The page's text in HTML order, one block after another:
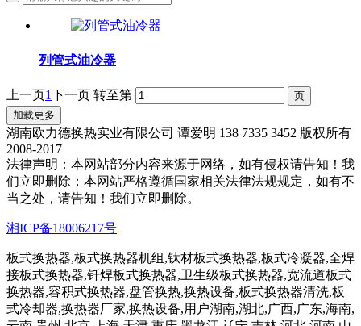
列管式油冷器
上一页1下一页 转至第
加载更多
湖南欧力德换热实业有限公司 谭爱明 138 7335 3452 版权所有
2008-2017
法律声明：本网站部分内容来源于网络，如有侵权请告知！我
们立即删除；本网站严格遵循国家相关法律法规规定，如有不
当之处，请告知！我们立即删除。
湘ICP备18006217号
板式换热器,板式换热器机组,钛材板式换热器,板式冷凝器,全焊
接板式换热器,钎焊板式换热器,卫生级板式换热器,宽流道板式
换热器,容积式换热器,盘管换热,换热设备,板式换热器清洗,板
式冷却器,换热器厂家,换热设备,用户湖南,湖北,广西,广东,海南,